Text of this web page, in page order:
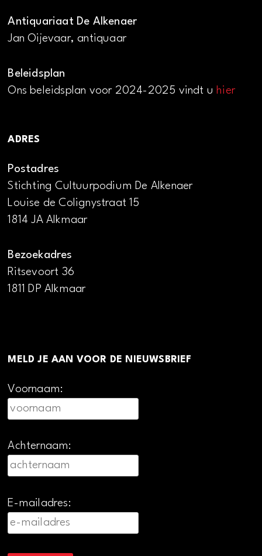
Antiquariaat De Alkenaer
Jan Oijevaar, antiquaar
Beleidsplan
Ons beleidsplan voor 2024-2025 vindt uhier
ADRES
Postadres
Stichting Cultuurpodium De Alkenaer
Louise de Colignystraat 15
1814 JA Alkmaar
Bezoekadres
Ritsevoort 36
1811 DP Alkmaar
MELD JE AAN VOOR DE NIEUWSBRIEF
Voornaam:
Achternaam:
E-mailadres: